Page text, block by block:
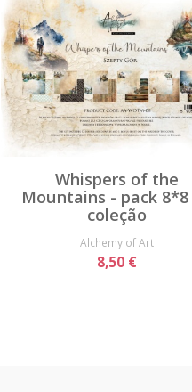
Whispers of the
Mountains - pack 8*8
coleção
Alchemy of Art
8,50 €